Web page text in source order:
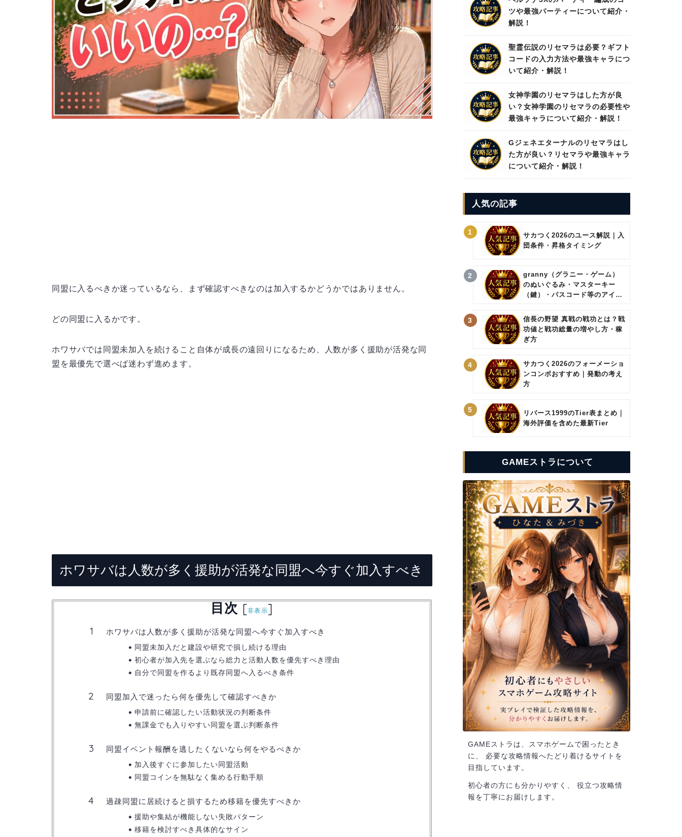
同盟に入るべきか迷っているなら、まず確認すべきなのは加入するかどうかではありません。
どの同盟に入るかです。
ホワサバでは同盟未加入を続けること自体が成長の遠回りになるため、人数が多く援助が活発な同
盟を最優先で選べば迷わず進めます。
ホワサバは人数が多く援助が活発な同盟へ今すぐ加入すべき
目次 [非表示]
ホワサバは人数が多く援助が活発な同盟へ今すぐ加入すべき
同盟未加入だと建設や研究で損し続ける理由
初心者が加入先を選ぶなら総力と活動人数を優先すべき理由
自分で同盟を作るより既存同盟へ入るべき条件
同盟加入で迷ったら何を優先して確認すべきか
申請前に確認したい活動状況の判断条件
無課金でも入りやすい同盟を選ぶ判断条件
同盟イベント報酬を逃したくないなら何をやるべきか
加入後すぐに参加したい同盟活動
同盟コインを無駄なく集める行動手順
過疎同盟に居続けると損するため移籍を優先すべきか
援助や集結が機能しない失敗パターン
移籍を検討すべき具体的なサイン
ツや最強パーティーについて紹介・
解説！
聖霊伝説のリセマラは必要？ギフト
コードの入力方法や最強キャラにつ
いて紹介・解説！
女神学園のリセマラはした方が良
い？女神学園のリセマラの必要性や
最強キャラについて紹介・解説！
Gジェネエターナルのリセマラはし
た方が良い？リセマラや最強キャラ
について紹介・解説！
人気の記事
1
サカつく2026のユース解説｜入
団条件・昇格タイミング
2
granny（グラニー・ゲーム）
のぬいぐるみ・マスターキー
（鍵）・パスコード等のアイテ
3
信長の野望 真戦の戦功とは？戦
功値と戦功総量の増やし方・稼
ぎ方
4
サカつく2026のフォーメーショ
ンコンボおすすめ｜発動の考え
方
5
リバース1999のTier表まとめ｜
海外評価を含めた最新Tier
GAMEストラについて
GAMEストラは、スマホゲームで困ったとき
に、 必要な攻略情報へたどり着けるサイトを
目指しています。
初心者の方にも分かりやすく、 役立つ攻略情
報を丁寧にお届けします。